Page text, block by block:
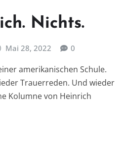
Nichts.
Mai 28, 2022 0
amerikanischen Schule.
Trauerreden. Und wieder
Kolumne von Heinrich